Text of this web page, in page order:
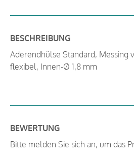
BESCHREIBUNG
Aderendhülse Standard, Messing
flexibel, Innen-Ø 1,8 mm
BEWERTUNG
Bitte melden Sie sich an, um das